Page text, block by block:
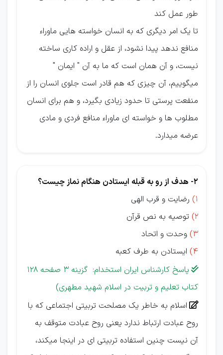
طور عمل كند
تا یک امر دیگری كه به انسان خواسته هایی ماوراء
منافع ندهد پیدا نشود، از عقل و اراده كاری ساخته
نیست، و آن همان است كه ما به آن " ایمان "
میگوییم، آن چیزی كه هم قادر است جلوی انسان را از
منفعت پرستی تا حدود زیادی بگیرد، و هم برای انسان
مطلوب ها و خواسته ای ماوراء منافع فردی و مادی
عرضه میدارد.
2- هدف از رو به قبله ایستادن هنگام نماز چیست؟
1) رضایت و قرب الهی
2) توصیه به نص قرآن
3) وحدت و اتحاد
4) ایستادن به طرف کعبه

پاسخ کارشناس ایران استخدام: گزینه 3 صفحه 128
کتاب تعلیم و تربیت در اسلام شهید مطهری)
 اسلام به خاطر یک مصلحت تربیتی اجتماعی كه با
روح عبادت ارتباط ندارد یعنی روح عبادت متوقف به
آن نیست چنین استفاده تربیتی ای در اینجا میكند،